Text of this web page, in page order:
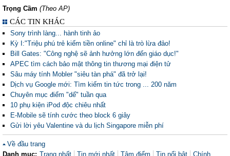
Trọng Cầm (Theo AP)
CÁC TIN KHÁC
Sony trình làng... hành tinh ảo
Kỳ I:"Triệu phú trẻ kiếm tiền online" chỉ là trò lừa đảo!
Bill Gates: "Công nghệ sẽ ảnh hưởng lớn đến giáo dục!"
APEC tìm cách bảo mật thông tin thương mại điện tử
Sâu máy tính Mobler "siêu tàn phá" đã trở lại!
Dịch vụ Google mới: Tìm kiếm tin tức trong ... 200 năm
Chuyên mục điểm "dế" tuần qua
10 phụ kiện iPod độc chiêu nhất
E-Mobile sẽ tính cước theo block 6 giây
Gửi lời yêu Valentine và du lịch Singapore miễn phí
Về đầu trang
Danh mục: Trang nhất Tin mới nhất Tâm điểm Tin nổi bật Chính